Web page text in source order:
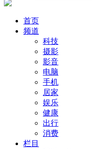
首页
频道
科技
摄影
影音
电脑
手机
居家
娱乐
健康
出行
消费
栏目